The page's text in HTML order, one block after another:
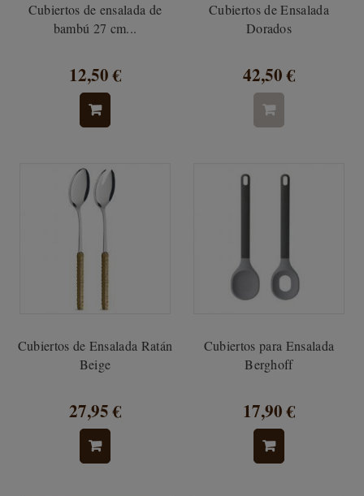
Cubiertos de ensalada de
bambú 27 cm...
12,50 €
Cubiertos de Ensalada
Dorados
42,50 €
Cubiertos de Ensalada Ratán
Beige
27,95 €
Cubiertos para Ensalada
Berghoff
17,90 €